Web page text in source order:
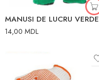
14,00 MDL